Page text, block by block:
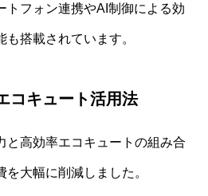
トフォン連携やAI制御による効
搭載されています。
コキュート活用法
と高効率エコキュートの組み合
大幅に削減しました。